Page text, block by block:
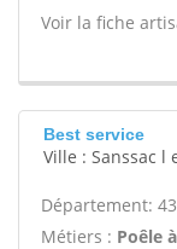
Voir la fiche
Best service
Ville : Sanssac l
Département: 43
Métiers : Poêle